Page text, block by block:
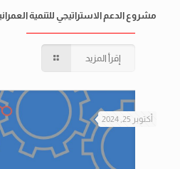
مشروع الدعم الاستراتيجي للتنمية
إقرأ المزيد
أكتوبر 25, 2024